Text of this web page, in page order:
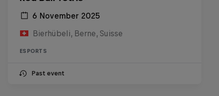
6 November 2025
Bierhübeli, Berne, Suisse
ESPORTS
Past event